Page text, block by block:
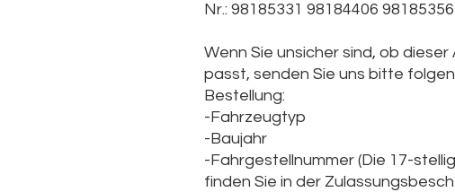
Nr.: 98185331 98184406
Wenn Sie unsicher sind, ob
passt, senden Sie uns bitte
Bestellung:
-Fahrzeugtyp
-Baujahr
-Fahrgestellnummer (Die 17-
finden Sie in der